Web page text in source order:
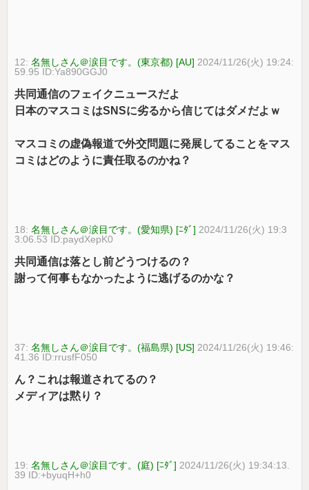
12:名無しさん＠涙目です。(東京都) [AU] 2024/11/26(火) 19:24:
59.95 ID:Ya890GGJ0
共同通信のフェイクニュースだよ
日本のマスコミはSNSに劣るから信じてはダメだよｗ
マスコミの虚偽報道で外交問題に発展してることをマス
コミはどのように責任取るのかね？
18:名無しさん＠涙目です。(愛知県) [ﾆﾀﾞ] 2024/11/26(火) 19:3
3:06.53 ID:paydXepK0
共同通信は落とし前どうつけるの？
謝って何事もなかったように逃げるのかな？
37:名無しさん＠涙目です。(福島県) [US] 2024/11/26(火) 19:46:
41.36 ID:rrusfF050
ん？これは報道されてるの？
メディアは黙り？
19:名無しさん＠涙目です。(庭) [ﾆﾀﾞ] 2024/11/26(火) 19:34:13.
39 ID:+byuqH+h0